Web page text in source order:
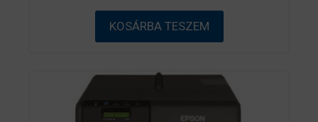
b
ő
l
KOSÁRBA TESZEM